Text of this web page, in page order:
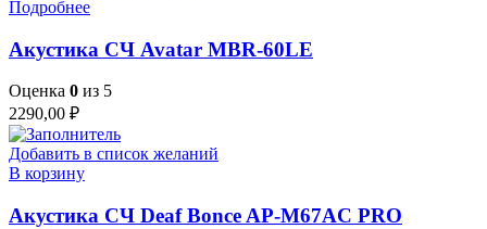
Подробнее
Акустика СЧ Avatar MBR-60LE
Оценка 0 из 5
2290,00 ₽
Добавить в список желаний
В корзину
Акустика СЧ Deaf Bonce AP-M67AC PRO